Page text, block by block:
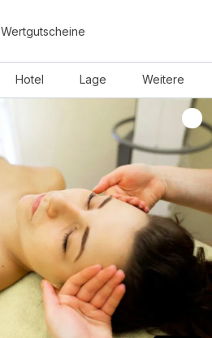
Wertgutscheine
Hotel Lage Weitere